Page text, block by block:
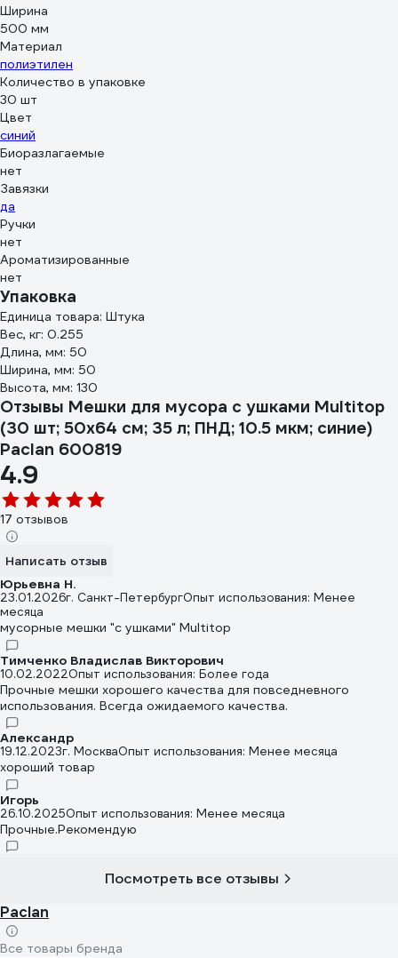
Ширина
500 мм
Материал
полиэтилен
Количество в упаковке
30 шт
Цвет
синий
Биоразлагаемые
нет
Завязки
да
Ручки
нет
Ароматизированные
нет
Упаковка
Единица товара: Штука
Вес, кг: 0.255
Длина, мм: 50
Ширина, мм: 50
Высота, мм: 130
Отзывы Мешки для мусора с ушками Multitop
(30 шт; 50x64 см; 35 л; ПНД; 10.5 мкм; синие)
Paclan 600819
4.9
17 отзывов
Написать отзыв
Юрьевна Н.
23.01.2026г. Санкт-ПетербургОпыт использования: Менее
месяца
мусорные мешки "с ушками" Multitop
Тимченко Владислав Викторович
10.02.2022Опыт использования: Более года
Прочные мешки хорошего качества для повседневного
использования. Всегда ожидаемого качества.
Александр
19.12.2023г. МоскваОпыт использования: Менее месяца
хороший товар
Игорь
26.10.2025Опыт использования: Менее месяца
Прочные.Рекомендую
Посмотреть все отзывы
Paclan
Все товары бренда